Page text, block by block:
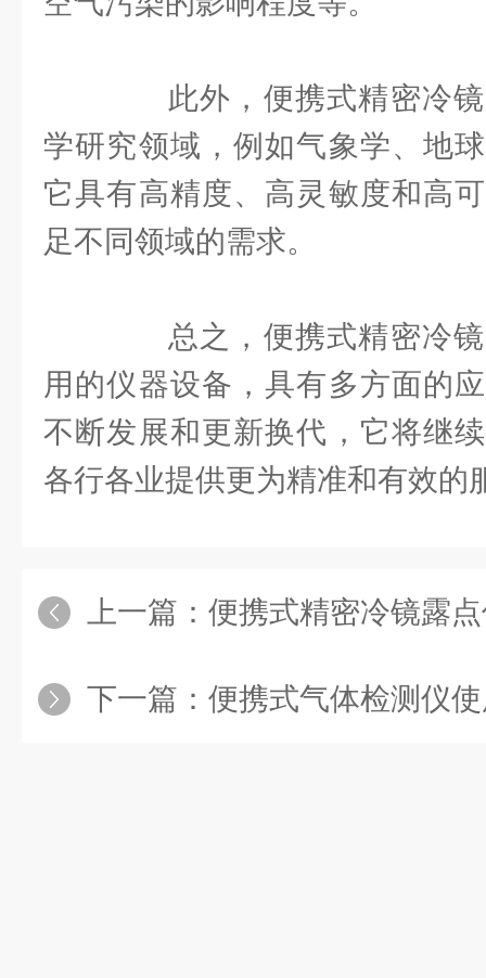
此外，便携式精密冷镜
学研究领域，例如气象学、地
它具有高精度、高灵敏度和高
足不同领域的需求。
总之，便携式精密冷镜
用的仪器设备，具有多方面的
不断发展和更新换代，它将继
各行各业提供更为精准和有效的
上一篇： 便携式精密冷镜露
下一篇： 便携式气体检测仪